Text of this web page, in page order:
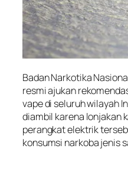
Badan Narkotika
resmi ajukan
vape di seluruh wilayah
diambil karena lonjakan
perangkat elektrik
konsumsi narkoba jenis